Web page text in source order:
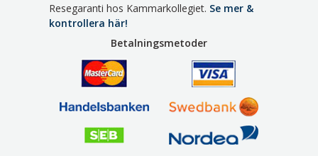
Resegaranti hos Kammarkollegiet. Se mer &
kontrollera här!
Betalningsmetoder